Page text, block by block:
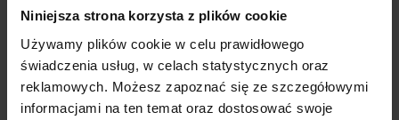
Niniejsza strona korzysta z plików cookie
Używamy plików cookie w celu prawidłowego
świadczenia usług, w celach statystycznych oraz
reklamowych. Możesz zapoznać się ze szczegółowymi
informacjami na ten temat oraz dostosować swoje
Czarna marynarka damska ZAKDT-0039-
99(W25)
249,90 zł
449,90 zł- najniższa cena z 30 dni przed